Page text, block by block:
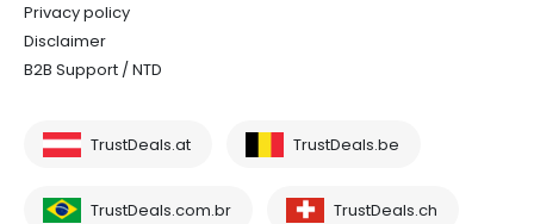
Privacy policy
Disclaimer
B2B Support / NTD
TrustDeals.at TrustDeals.be
TrustDeals.com.br TrustDeals.ch